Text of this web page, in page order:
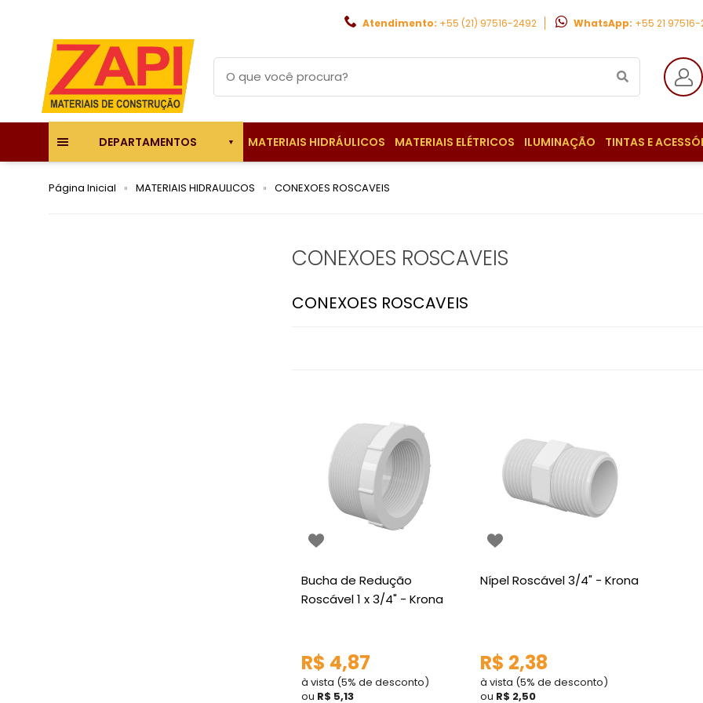
Atendimento: +55 (21) 97516-2492 WhatsApp: +55 21
DEPARTAMENTOS MATERIAIS HIDRÁULICOS MATERIAIS ELÉTRICOS ILUMINAÇÃO TINTAS E
Página Inicial MATERIAIS HIDRAULICOS CONEXOES ROSCAVEIS
CONEXOES ROSCAVEIS
CONEXOES ROSCAVEIS
Bucha de Redução
Roscável 1 x 3/4" - Krona
R$ 4,87
à vista (5% de desconto)
ou R$ 5,13
Nípel Roscável 3/4" - Krona
R$ 2,38
à vista (5% de desconto)
ou R$ 2,50